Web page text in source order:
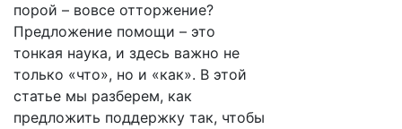
порой – вовсе отторжение?
Предложение помощи – это
тонкая наука, и здесь важно не
только «что», но и «как». В этой
статье мы разберем, как
предложить поддержку так, чтобы